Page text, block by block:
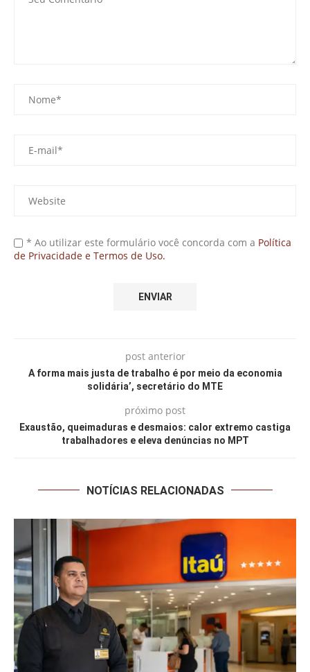
* Ao utilizar este formulário você concorda com a Política
de Privacidade e Termos de Uso.
post anterior
A forma mais justa de trabalho é por meio da economia
solidária’, secretário do MTE
próximo post
Exaustão, queimaduras e desmaios: calor extremo castiga
trabalhadores e eleva denúncias no MPT
NOTÍCIAS RELACIONADAS